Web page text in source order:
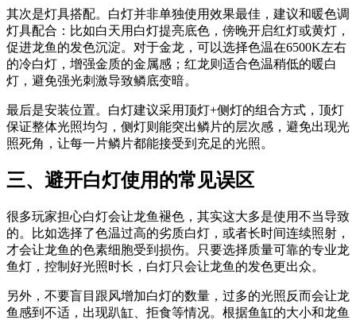
其次是灯具搭配。白灯并非单独使用效果最佳，建议和暖色调
灯具配合：比如白天用白灯提亮底色，傍晚开启红灯或黄灯，
促进龙鱼的发色沉淀。对于金龙，可以选择色温在6500K左右
的冷白灯，增强金质的金属感；红龙则适合色温稍低的暖白
灯，避免强光刺激导致鳞底变暗。
最后是安装位置。白灯建议采用顶灯+侧灯的组合方式，顶灯
保证整体光照均匀，侧灯则能突出鳞片的层次感，避免出现光
照死角，让每一片鳞片都能接受到充足的光照。
三、避开白灯使用的常见误区
很多玩家担心白灯会让龙鱼褪色，其实这大多是使用不当导致
的。比如选择了色温过高的劣质白灯，或者长时间连续照射，
才会让龙鱼的色素细胞受到损伤。只要选择质量可靠的专业龙
鱼灯，控制好光照时长，白灯只会让龙鱼的发色更出众。
另外，不要盲目跟风增加白灯的数量，过多的光照反而会让龙
鱼感到不适，出现趴缸、拒食等情况。根据鱼缸的大小和龙鱼